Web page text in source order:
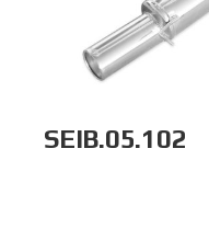
SEIB.05.102